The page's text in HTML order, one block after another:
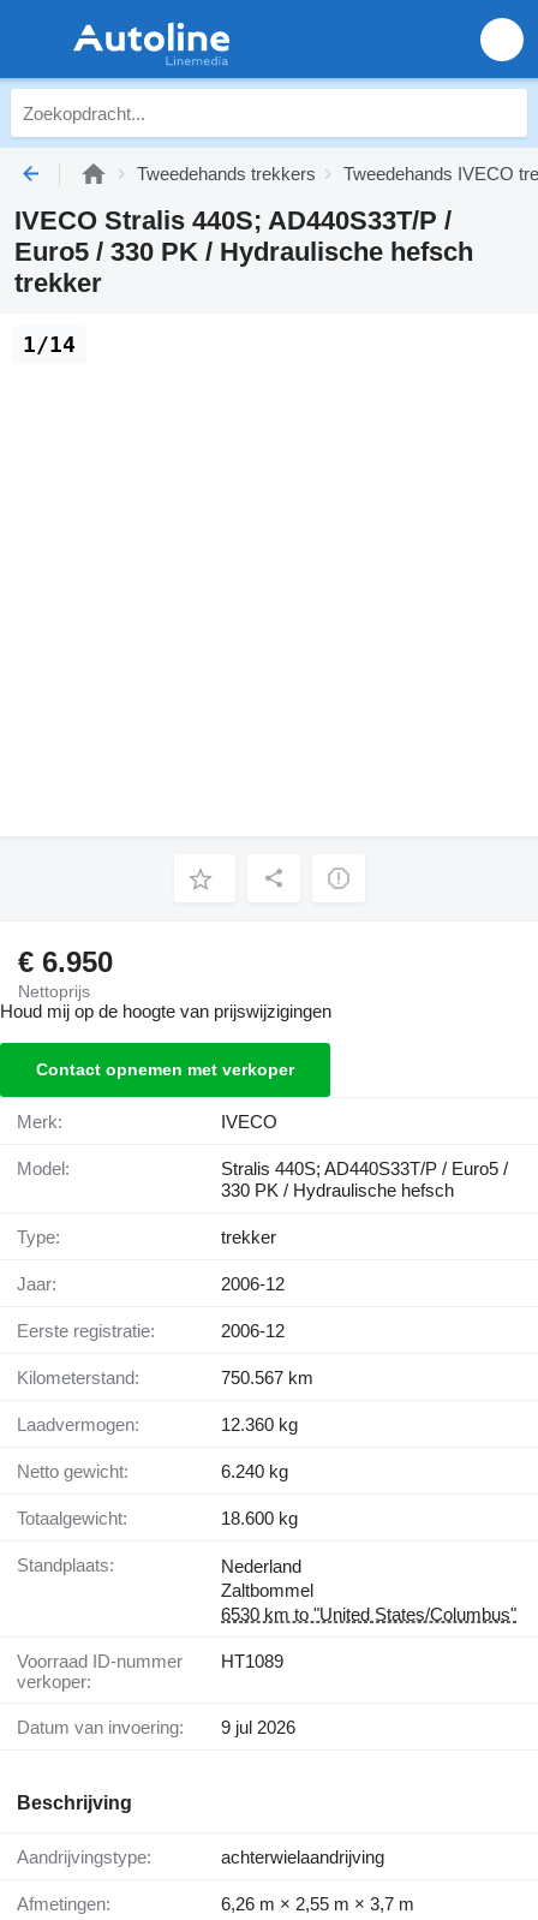
Tweedehands trekkers Tweedehands IVECO
IVECO Stralis 440S; AD440S33T/P /
Euro5 / 330 PK / Hydraulische hefsch
trekker
1/14
€ 6.950
Nettoprijs
Houd mij op de hoogte van prijswijzigingen
Contact opnemen met verkoper
Merk: IVECO
Model:
Stralis 440S; AD440S33T/P / Euro5 /
330 PK / Hydraulische hefsch
Type: trekker
Jaar: 2006-12
Eerste registratie: 2006-12
Kilometerstand: 750.567 km
Laadvermogen: 12.360 kg
Netto gewicht: 6.240 kg
Totaalgewicht: 18.600 kg
Standplaats:
Nederland
Zaltbommel
6530 km to "United States/Columbus"
Voorraad ID-nummer
verkoper:
HT1089
Datum van invoering: 9 jul 2026
Beschrijving
Aandrijvingstype: achterwielaandrijving
Afmetingen: 6,26 m × 2,55 m × 3,7 m